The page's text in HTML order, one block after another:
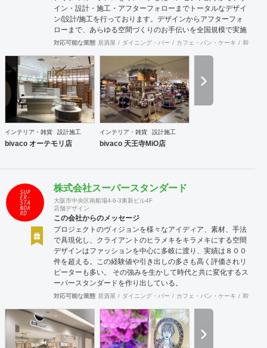
イン・設計・施工・アフターフォローまでトータルなデザイ
ン/設計/施工を行っております。デザインからアフターフォ
ローまで、あらゆる空間づくりのお手伝いを全国規模で実施
できます。上海にもオフィスがございますので、中国での実
対応可能な業態 居酒屋 ダイニング・バー カフェ・パン・ケーキ 和食・
インテリア・雑貨 設計施工
bivaco オーテモリ店
インテリア・雑貨 設計施工
bivaco 天王寺MiO店
株式会社スーパースタンダード
大阪市中央区南船場4-9-3東新ビル4F
店舗デザイン
この会社からのメッセージ
プロジェクトのヴィジョンを様々なアイディア、素材、手法
で具現化し、クライアントのヒラメキをキラメキにする空間
デザインはファッションを中心に多岐に渡り、実績は８００
件を超える。この経験値や引き出しの多さも高く評価されリ
ピーターも多い。 その強みを生かして時代と共に変化するス
ーパースタンダードを作り出している。
対応可能な業態 居酒屋 ダイニング・バー カフェ・パン・ケーキ 和食・